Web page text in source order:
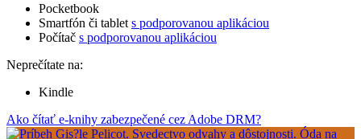
Pocketbook
Smartfón či tablet s podporovanou aplikáciou
Počítač s podporovanou aplikáciou
Neprečítate na:
Kindle
Ako čítať e-knihy zabezpečené cez Adobe DRM?